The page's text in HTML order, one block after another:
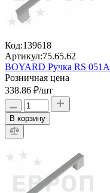
Код:139618
Артикул:75.65.62
BOYARD Ручка RS
Розничная цена
338.86 ₽/шт
В корзину